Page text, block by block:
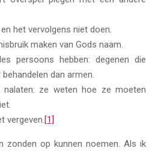
het vervolgens niet doen.
maken van Gods naam.
persoons hebben: degenen die
dan armen.
ze weten hoe ze moeten
vergeven.[1]
zonden op kunnen noemen. Als ik